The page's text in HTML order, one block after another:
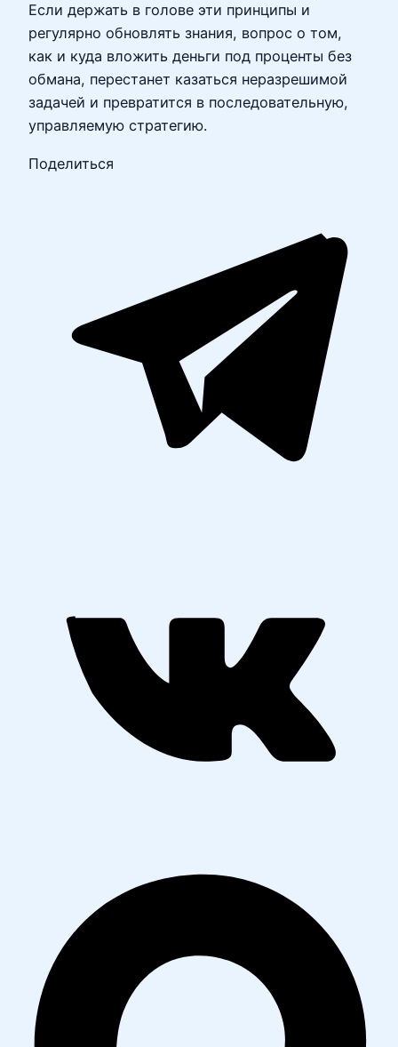
Если держать в голове эти принципы и
регулярно обновлять знания, вопрос о том,
как и куда вложить деньги под проценты без
обмана, перестанет казаться неразрешимой
задачей и превратится в последовательную,
управляемую стратегию.
Поделиться